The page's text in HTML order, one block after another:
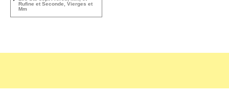
Rufine et Seconde, Vierges et
Mm